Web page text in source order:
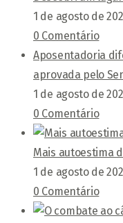
1 de agosto de
0 Comentário
Aposentadoria
aprovada pelo
1 de agosto de
0 Comentário
Mais autoestima
1 de agosto de
0 Comentário